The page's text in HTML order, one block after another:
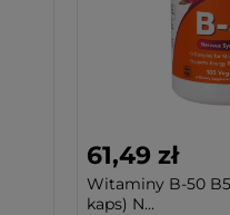
61,49 zł
Witaminy B-50
kaps) N...